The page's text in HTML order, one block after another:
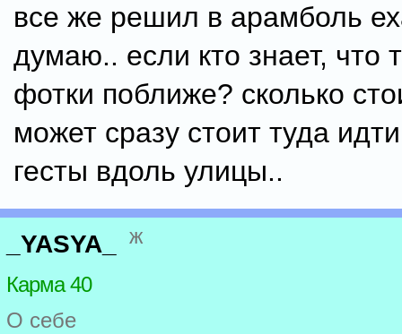
все же решил в арамболь
думаю.. если кто знает, что
фотки поближе? сколько
может сразу стоит туда
гесты вдоль улицы..
_YASYA_ ж
Карма 40
О себе